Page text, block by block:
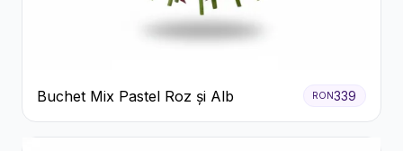
Buchet Mix Pastel Roz și Alb RON339